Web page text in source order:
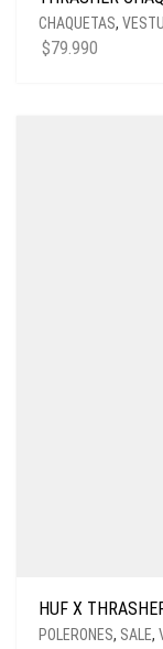
CHAQUETAS,
$79.990
HUF X
POLERONES, SALE,